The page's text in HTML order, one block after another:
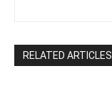
RELATED ARTICLES